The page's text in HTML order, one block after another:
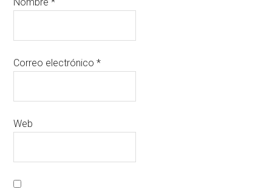
Correo electrónico*
Web